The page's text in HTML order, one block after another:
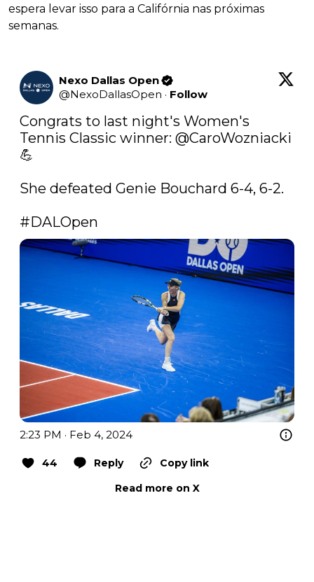
espera levar isso para a Califórnia nas próximas
semanas.
Nexo Dallas Open
@NexoDallasOpen · Follow
Congrats to last night's Women's
Tennis Classic winner: @CaroWozniacki
💪
She defeated Genie Bouchard 6-4, 6-2.
#DALOpen
2:23 PM · Feb 4, 2024
44 Reply
Copy link
Read more on X